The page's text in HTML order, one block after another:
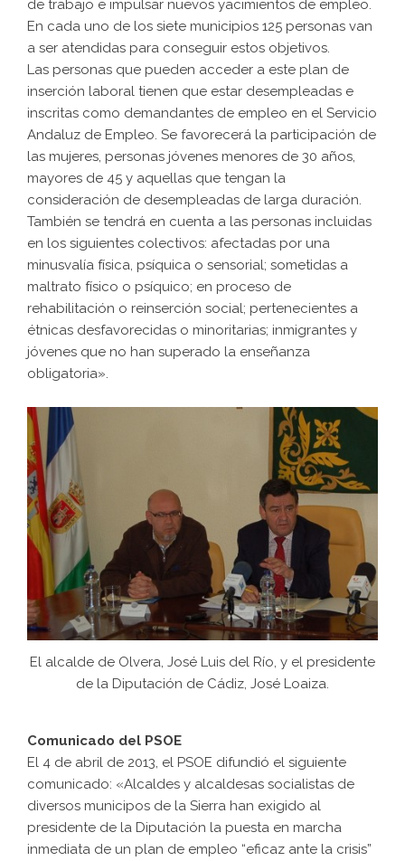
de trabajo e impulsar nuevos yacimientos de empleo.
En cada uno de los siete municipios 125 personas van
a ser atendidas para conseguir estos objetivos.
Las personas que pueden acceder a este plan de
inserción laboral tienen que estar desempleadas e
inscritas como demandantes de empleo en el Servicio
Andaluz de Empleo. Se favorecerá la participación de
las mujeres, personas jóvenes menores de 30 años,
mayores de 45 y aquellas que tengan la
consideración de desempleadas de larga duración.
También se tendrá en cuenta a las personas incluidas
en los siguientes colectivos: afectadas por una
minusvalía física, psíquica o sensorial; sometidas a
maltrato físico o psíquico; en proceso de
rehabilitación o reinserción social; pertenecientes a
étnicas desfavorecidas o minoritarias; inmigrantes y
jóvenes que no han superado la enseñanza
obligatoria».
El alcalde de Olvera, José Luis del Río, y el presidente
de la Diputación de Cádiz, José Loaiza.
Comunicado del PSOE
El 4 de abril de 2013, el PSOE difundió el siguiente
comunicado: «Alcaldes y alcaldesas socialistas de
diversos municipos de la Sierra han exigido al
presidente de la Diputación la puesta en marcha
inmediata de un plan de empleo “eficaz ante la crisis”